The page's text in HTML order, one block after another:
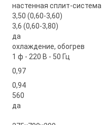
настенная сплит-система
3,50 (0,60-3,60)
3,6 (0,60-3,80)
да
охлаждение, обогрев
1 ф - 220 В - 50 Гц
0,97
0,94
560
да